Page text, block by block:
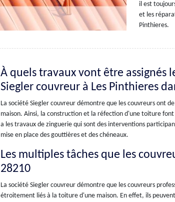
il est
et les
Pinthieres.
À quels travaux vont être assignés
Siegler couvreur à Les Pinthieres
La société Siegler couvreur démontre que les couvreurs ont
maison. Ainsi, la construction et la réfection d'une toiture
a les travaux de zinguerie qui sont des interventions
mise en place des gouttières et des chéneaux.
Les multiples tâches que les
28210
La société Siegler couvreur démontre que les couvreurs
étroitement liés à la toiture d'une maison. En effet, ils